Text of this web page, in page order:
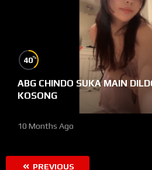
40%
ABG CHINDO SUKA MAIN
KOSONG
10 Months Ago
PREVIOUS